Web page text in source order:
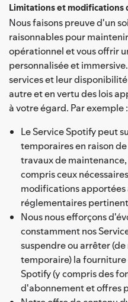
Limitations et modifications
Nous faisons preuve d'un
raisonnables pour
opérationnel et vous offrir
personnalisée et
services et leur
autre et en vertu des lois
à votre égard. Par exemple :
Le Service Spotify peut
temporaires en raison
travaux de maintenance,
compris ceux
modifications apportées
réglementaires
Nous nous efforçons
constamment nos
suspendre ou arrêter
temporaire) la
Spotify (y compris des
d'abonnement et offres